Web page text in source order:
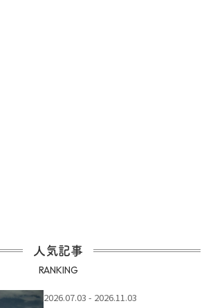
人気記事
RANKING
2026.07.03 - 2026.11.03